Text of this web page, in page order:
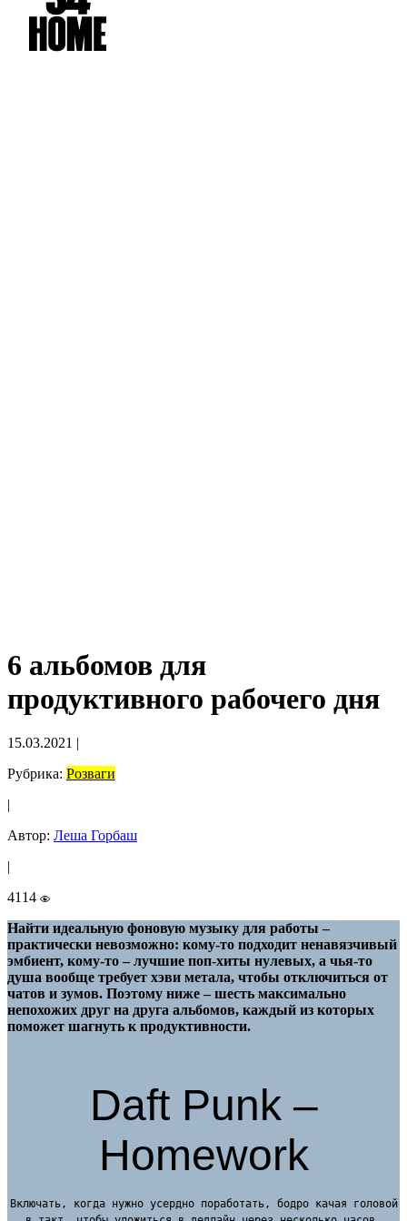
6 альбомов для
продуктивного рабочего дня
15.03.2021 |
Рубрика: Розваги
|
Автор: Леша Горбаш
|
4114
Найти идеальную фоновую музыку для работы –
практически невозможно: кому-то подходит ненавязчивый
эмбиент, кому-то – лучшие поп-хиты нулевых, а чья-то
душа вообще требует хэви метала, чтобы отключиться от
чатов и зумов. Поэтому ниже – шесть максимально
непохожих друг на друга альбомов, каждый из которых
поможет шагнуть к продуктивности.
Daft Punk –
Homework
Включать, когда нужно усердно поработать, бодро качая головой